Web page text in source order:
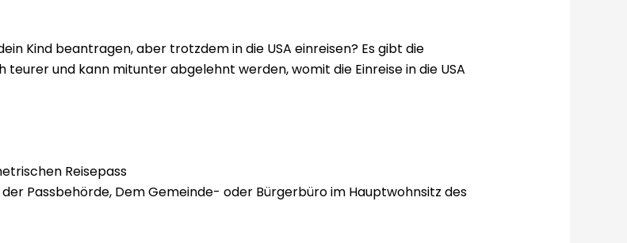
Kind beantragen, aber trotzdem in die USA einreisen? Es gibt die
und kann mitunter abgelehnt werden, womit die Einreise in die USA
Reisepass
Passbehörde, Dem Gemeinde- oder Bürgerbüro im Hauptwohnsitz des